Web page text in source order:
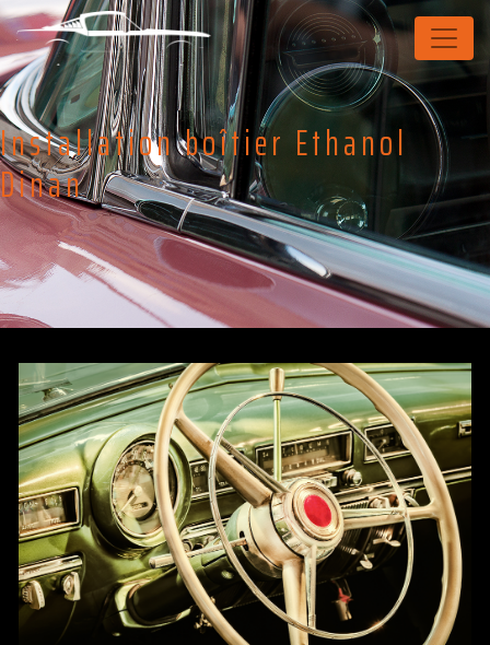
Panneau de gestion des cookies
Installation boîtier Ethanol
Dinan